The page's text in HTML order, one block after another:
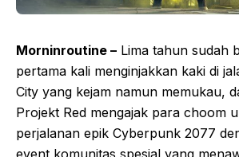
Morninroutine – Lima tahun sudah
pertama kali menginjakkan kaki di
City yang kejam namun memukau,
Projekt Red mengajak para choom
perjalanan epik Cyberpunk 2077
event komunitas spesial yang